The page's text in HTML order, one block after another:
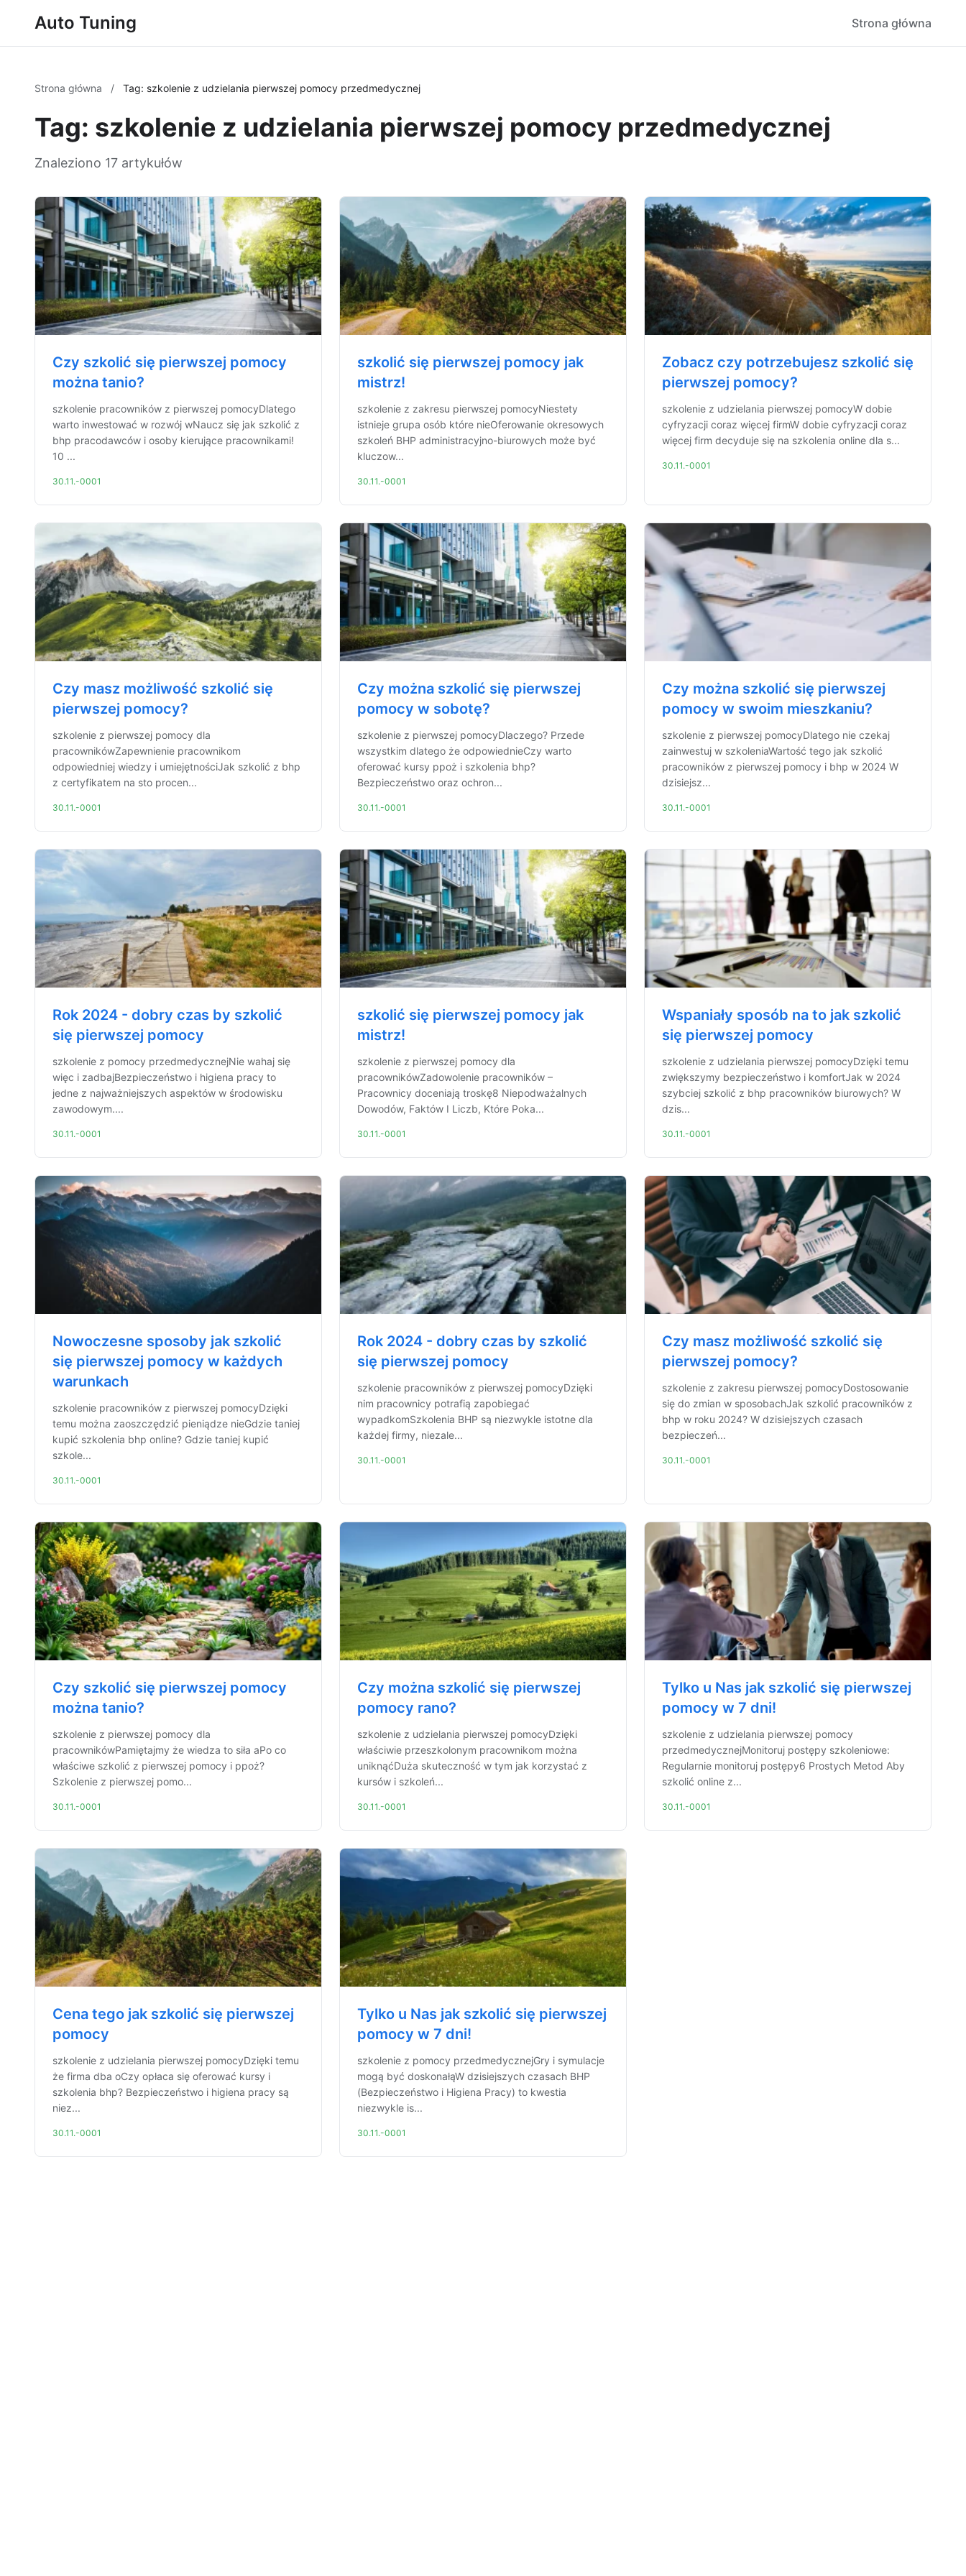
Auto Tuning Strona główna
Strona główna / Tag: szkolenie z udzielania pierwszej pomocy przedmedycznej
Tag: szkolenie z udzielania pierwszej pomocy przedmedycznej
Znaleziono 17 artykułów
Czy szkolić się pierwszej pomocy
można tanio?
szkolenie pracowników z pierwszej pomocyDlatego
warto inwestować w rozwój wNaucz się jak szkolić z
bhp pracodawców i osoby kierujące pracownikami!
10 ...
30.11.-0001
szkolić się pierwszej pomocy jak
mistrz!
szkolenie z zakresu pierwszej pomocyNiestety
istnieje grupa osób które nieOferowanie okresowych
szkoleń BHP administracyjno-biurowych może być
kluczow...
30.11.-0001
Zobacz czy potrzebujesz szkolić się
pierwszej pomocy?
szkolenie z udzielania pierwszej pomocyW dobie
cyfryzacji coraz więcej firmW dobie cyfryzacji coraz
więcej firm decyduje się na szkolenia online dla s...
30.11.-0001
Czy masz możliwość szkolić się
pierwszej pomocy?
szkolenie z pierwszej pomocy dla
pracownikówZapewnienie pracownikom
odpowiedniej wiedzy i umiejętnościJak szkolić z bhp
z certyfikatem na sto procen...
30.11.-0001
Czy można szkolić się pierwszej
pomocy w sobotę?
szkolenie z pierwszej pomocyDlaczego? Przede
wszystkim dlatego że odpowiednieCzy warto
oferować kursy ppoż i szkolenia bhp?
Bezpieczeństwo oraz ochron...
30.11.-0001
Czy można szkolić się pierwszej
pomocy w swoim mieszkaniu?
szkolenie z pierwszej pomocyDlatego nie czekaj
zainwestuj w szkoleniaWartość tego jak szkolić
pracowników z pierwszej pomocy i bhp w 2024 W
dzisiejsz...
30.11.-0001
Rok 2024 - dobry czas by szkolić
się pierwszej pomocy
szkolenie z pomocy przedmedycznejNie wahaj się
więc i zadbajBezpieczeństwo i higiena pracy to
jedne z najważniejszych aspektów w środowisku
zawodowym....
30.11.-0001
szkolić się pierwszej pomocy jak
mistrz!
szkolenie z pierwszej pomocy dla
pracownikówZadowolenie pracowników –
Pracownicy doceniają troskę8 Niepodważalnych
Dowodów, Faktów I Liczb, Które Poka...
30.11.-0001
Wspaniały sposób na to jak szkolić
się pierwszej pomocy
szkolenie z udzielania pierwszej pomocyDzięki temu
zwiększymy bezpieczeństwo i komfortJak w 2024
szybciej szkolić z bhp pracowników biurowych? W
dzis...
30.11.-0001
Nowoczesne sposoby jak szkolić
się pierwszej pomocy w każdych
warunkach
szkolenie pracowników z pierwszej pomocyDzięki
temu można zaoszczędzić pieniądze nieGdzie taniej
kupić szkolenia bhp online? Gdzie taniej kupić
szkole...
30.11.-0001
Rok 2024 - dobry czas by szkolić
się pierwszej pomocy
szkolenie pracowników z pierwszej pomocyDzięki
nim pracownicy potrafią zapobiegać
wypadkomSzkolenia BHP są niezwykle istotne dla
każdej firmy, niezale...
30.11.-0001
Czy masz możliwość szkolić się
pierwszej pomocy?
szkolenie z zakresu pierwszej pomocyDostosowanie
się do zmian w sposobachJak szkolić pracowników z
bhp w roku 2024? W dzisiejszych czasach
bezpieczeń...
30.11.-0001
Czy szkolić się pierwszej pomocy
można tanio?
szkolenie z pierwszej pomocy dla
pracownikówPamiętajmy że wiedza to siła aPo co
właściwe szkolić z pierwszej pomocy i ppoż?
Szkolenie z pierwszej pomo...
30.11.-0001
Czy można szkolić się pierwszej
pomocy rano?
szkolenie z udzielania pierwszej pomocyDzięki
właściwie przeszkolonym pracownikom można
uniknąćDuża skuteczność w tym jak korzystać z
kursów i szkoleń...
30.11.-0001
Tylko u Nas jak szkolić się pierwszej
pomocy w 7 dni!
szkolenie z udzielania pierwszej pomocy
przedmedycznejMonitoruj postępy szkoleniowe:
Regularnie monitoruj postępy6 Prostych Metod Aby
szkolić online z...
30.11.-0001
Cena tego jak szkolić się pierwszej
pomocy
szkolenie z udzielania pierwszej pomocyDzięki temu
że firma dba oCzy opłaca się oferować kursy i
szkolenia bhp? Bezpieczeństwo i higiena pracy są
niez...
30.11.-0001
Tylko u Nas jak szkolić się pierwszej
pomocy w 7 dni!
szkolenie z pomocy przedmedycznejGry i symulacje
mogą być doskonałąW dzisiejszych czasach BHP
(Bezpieczeństwo i Higiena Pracy) to kwestia
niezwykle is...
30.11.-0001